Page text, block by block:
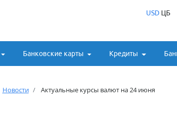
USDЦБ
Банковские карты Кредиты
Новости Актуальные курсы валют на 24 июня